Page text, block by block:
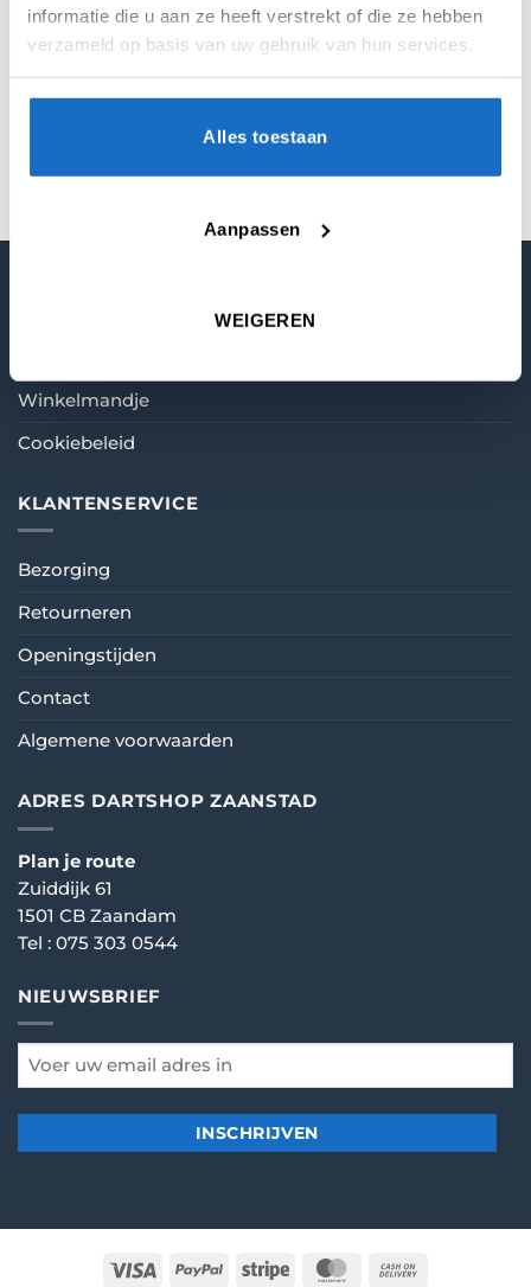
informatie die u aan ze heeft verstrekt of die ze hebben
verzameld op basis van uw gebruik van hun services.
Alles toestaan
Aanpassen
WEIGEREN
KEUZE 23 gr.
Winkelmandje
Cookiebeleid
KLANTENSERVICE
Bezorging
Retourneren
Openingstijden
Contact
Algemene voorwaarden
ADRES DARTSHOP ZAANSTAD
Plan je route
Zuiddijk 61
1501 CB Zaandam
Tel : 075 303 0544
NIEUWSBRIEF
email
*
Visa PayPal Stripe MasterCard